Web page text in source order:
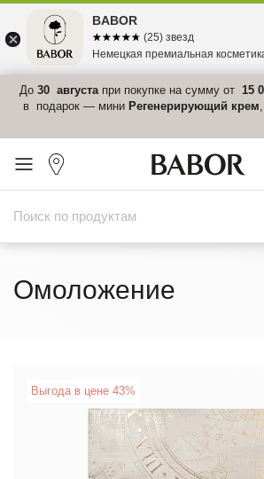
До 30 августапри покупке на сумму от 15
в подарок — мини Регенерирующий крем
Омоложение
Выгода в цене 43%
BABOR
☆☆☆☆☆
★★★★★ (25) звезд
Немецкая премиальная